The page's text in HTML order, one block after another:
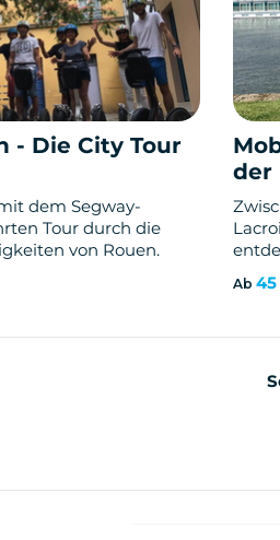
- Die City Tour
dem Segway-
Tour durch die
von Rouen.
der
Ab